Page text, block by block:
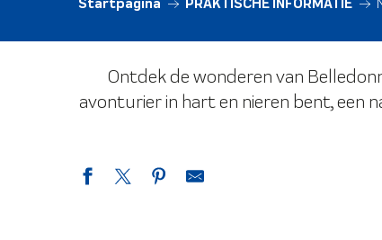
Ontdek de wonderen van
avonturier in hart en nieren bent, een